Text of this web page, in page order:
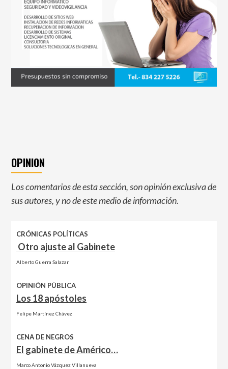
OPINION
Los comentarios de esta sección, son opinión exclusiva de
sus autores, y no de este medio de información.
CRÓNICAS POLÍTICAS
Otro ajuste al Gabinete
Alberto Guerra Salazar
OPINIÓN PÚBLICA
Los 18 apóstoles
Felipe Martínez Chávez
CENA DE NEGROS
El gabinete de Américo…
Marco Antonio Vázquez Villanueva